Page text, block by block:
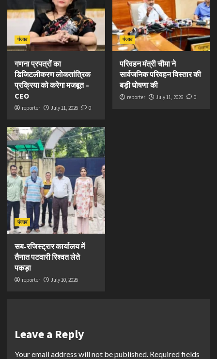
पंजाब
गणना प्रपत्रों का
डिजिटलीकरण लोकतांत्रिक
प्रक्रिया को करेगा मजबूत –
CEO
reporter July 11, 2026 0
पंजाब
परिवहन मंत्री चीमा ने
सार्वजनिक परिवहन विस्तार की
बड़ी घोषणा की
reporter July 11, 2026 0
पंजाब
सब-रजिस्ट्रार कार्यालय में
तैनात पटवारी रिश्वत लेते
पकड़ा
reporter July 10, 2026
Leave a Reply
Your email address will not be published. Required fields